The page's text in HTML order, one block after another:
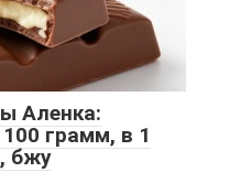
Аленка:
грамм, в 1
бжу